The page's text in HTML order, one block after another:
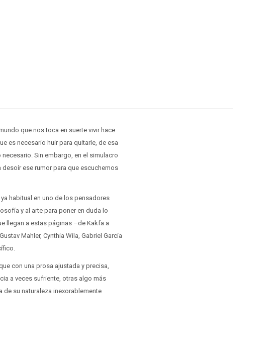
que nos toca en suerte vivir hace
es necesario huir para quitarle, de esa
Sin embargo, en el simulacro
desoír ese rumor para que escuchemos
habitual en uno de los pensadores
y al arte para poner en duda lo
llegan a estas páginas –de Kakfa a
Mahler, Cynthia Wila, Gabriel García
con una prosa ajustada y precisa,
a veces sufriente, otras algo más
de su naturaleza inexorablemente